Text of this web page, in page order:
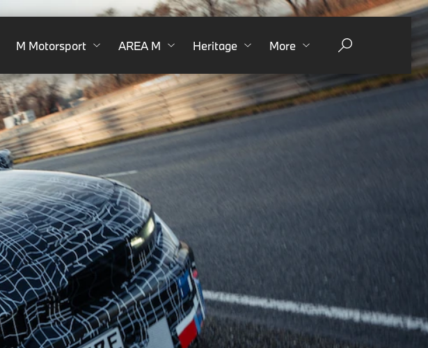
M Motorsport AREA M Heritage More